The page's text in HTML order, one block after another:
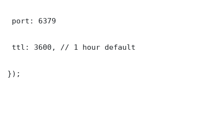
port: 6379
ttl: 3600, // 1 hour default
});